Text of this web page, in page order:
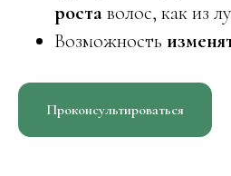
роставолос, как из
Возможность
Проконсультироваться